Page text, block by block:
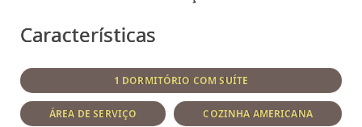
Características
1 DORMITÓRIO COM SUÍTE
ÁREA DE SERVIÇO COZINHA AMERICANA